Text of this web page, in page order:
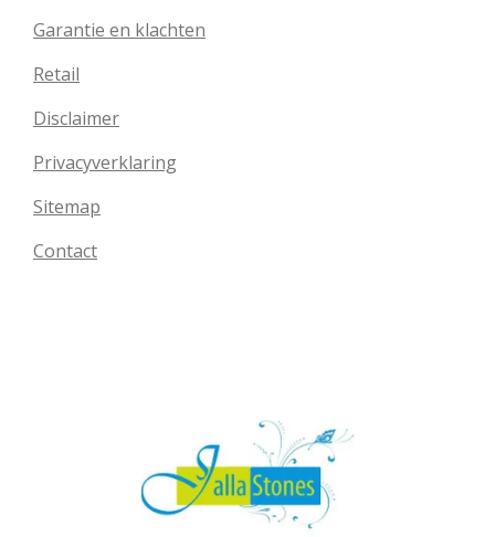
Garantie en klachten
Retail
Disclaimer
Privacyverklaring
Sitemap
Contact